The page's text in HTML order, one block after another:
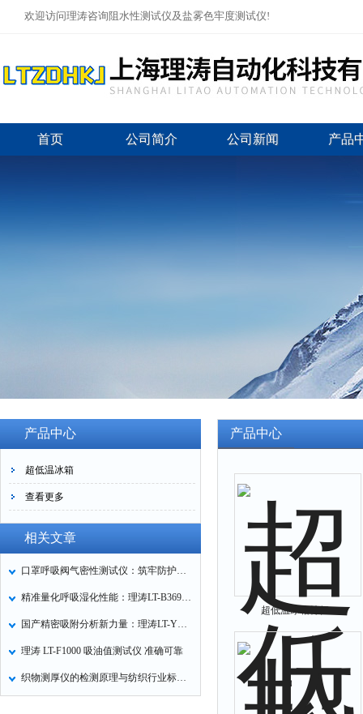
欢迎访问理涛咨询阻水性测试仪及盐雾色牢度测试仪!
首页 公司简介 公司新闻 产品
产品中心
超低温冰箱
查看更多
相关文章
口罩呼吸阀气密性测试仪：筑牢防护口罩的质量关卡
精准量化呼吸湿化性能：理涛LT-B369湿化器数据采集装置技术解析
国产精密吸附分析新力量：理涛LT-Y019A全自动高压吸附仪的性能与应用解析
理涛 LT-F1000 吸油值测试仪 准确可靠
织物测厚仪的检测原理与纺织行业标准化应用
产品中心
超低温冰箱特征